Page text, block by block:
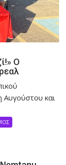
Ο
Αυγούστου και